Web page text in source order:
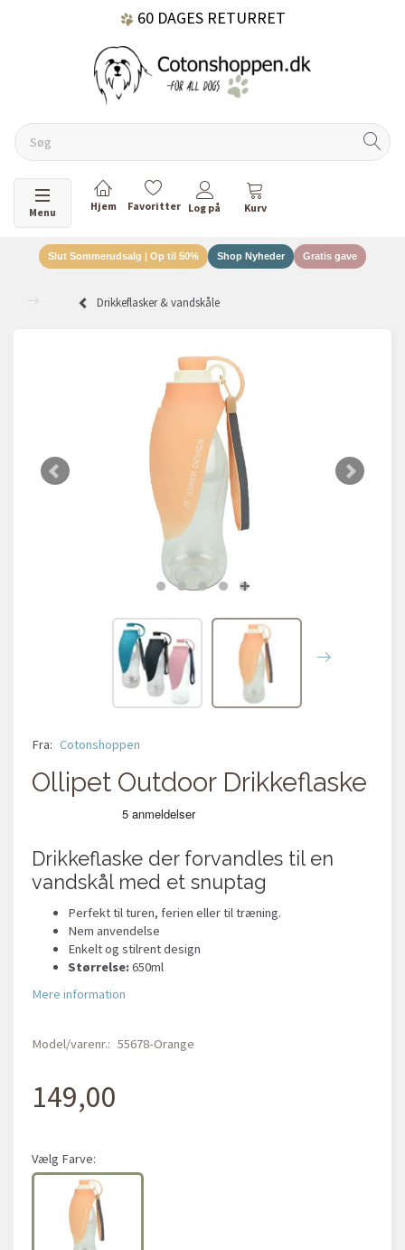
60 DAGES RETURRET
Skifte navigation
Menu
Slut Sommerudsalg | Op til 50% Shop Nyheder Gratis gave
Drikkeflasker & vandskåle
Fra: Cotonshoppen
Ollipet Outdoor Drikkeflaske
Drikkeflaske der forvandles til en
vandskål med et snuptag
Perfekt til turen, ferien eller til træning.
Nem anvendelse
Enkelt og stilrent design
Størrelse:650ml
Mere information
Model/varenr.: 55678-Orange
149,00
Vælg Farve: